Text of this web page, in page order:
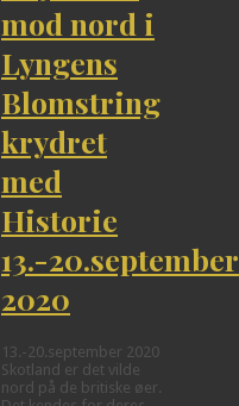
mod nord i
Lyngens
Blomstring
krydret
med
Historie
13.-20.september
2020
13.-20.september 2020
Skotland er det vilde
nord på de britiske øer.